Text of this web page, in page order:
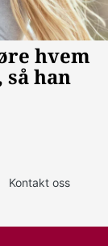
Kontakt oss